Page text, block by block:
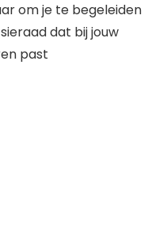
om je te begeleiden
dat bij jouw
past